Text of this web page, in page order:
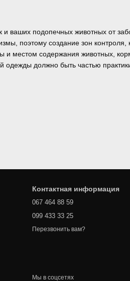
ваших подопечных животных от
поэтому создание зон
местом содержания животных,
одежды должно быть частью
Контактная информация
067 464 88 59
099 433 33 25
Перезвонить вам?
Мы в соцсетях